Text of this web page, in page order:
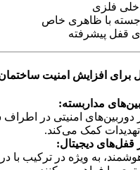
فلزی
با ظاهری خاص
قفل پیشرفته
برای افزایش امنیت
مداربسته:
دوربین‌های امنیتی در اطراف
کمک می‌کند.
قفل‌های دیجیتال:
به ویژه در ترکیب